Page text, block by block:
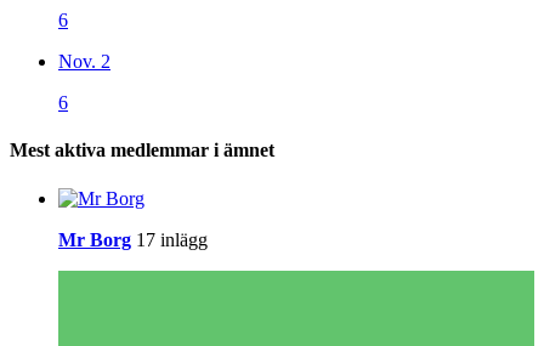
6
Nov. 2
6
Mest aktiva medlemmar i ämnet
Mr Borg 17 inlägg